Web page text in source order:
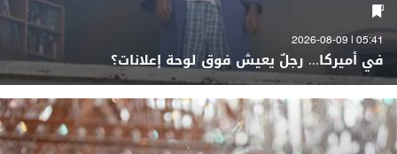
05:41 | 2026-08-09
في أميركا... رجلٌ يعيش فوق لوحة إعلانات؟